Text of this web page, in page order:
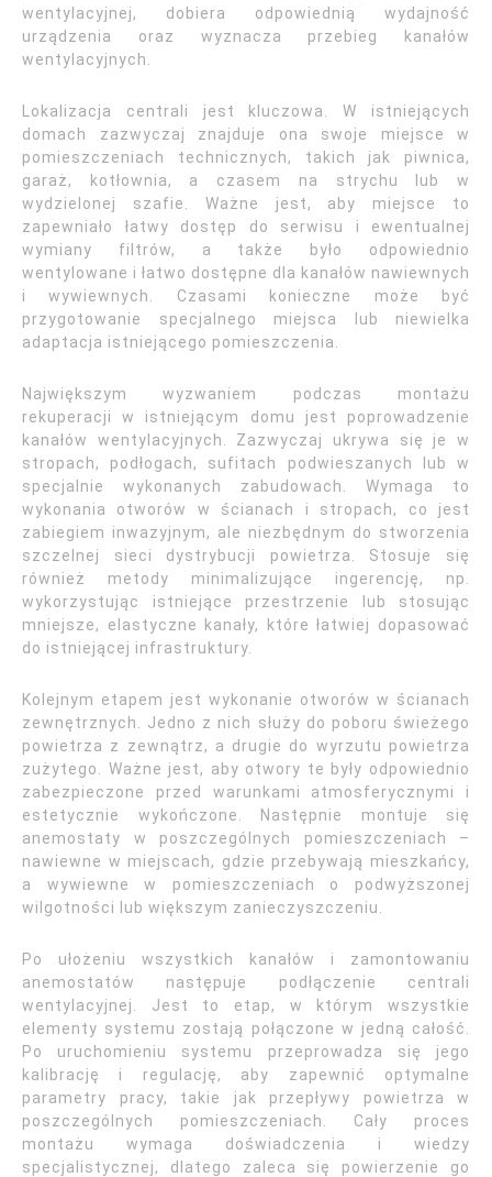
wentylacyjnej, dobiera odpowiednią wydajność
urządzenia oraz wyznacza przebieg kanałów
wentylacyjnych.
Lokalizacja centrali jest kluczowa. W istniejących
domach zazwyczaj znajduje ona swoje miejsce w
pomieszczeniach technicznych, takich jak piwnica,
garaż, kotłownia, a czasem na strychu lub w
wydzielonej szafie. Ważne jest, aby miejsce to
zapewniało łatwy dostęp do serwisu i ewentualnej
wymiany filtrów, a także było odpowiednio
wentylowane i łatwo dostępne dla kanałów nawiewnych
i wywiewnych. Czasami konieczne może być
przygotowanie specjalnego miejsca lub niewielka
adaptacja istniejącego pomieszczenia.
Największym wyzwaniem podczas montażu
rekuperacji w istniejącym domu jest poprowadzenie
kanałów wentylacyjnych. Zazwyczaj ukrywa się je w
stropach, podłogach, sufitach podwieszanych lub w
specjalnie wykonanych zabudowach. Wymaga to
wykonania otworów w ścianach i stropach, co jest
zabiegiem inwazyjnym, ale niezbędnym do stworzenia
szczelnej sieci dystrybucji powietrza. Stosuje się
również metody minimalizujące ingerencję, np.
wykorzystując istniejące przestrzenie lub stosując
mniejsze, elastyczne kanały, które łatwiej dopasować
do istniejącej infrastruktury.
Kolejnym etapem jest wykonanie otworów w ścianach
zewnętrznych. Jedno z nich służy do poboru świeżego
powietrza z zewnątrz, a drugie do wyrzutu powietrza
zużytego. Ważne jest, aby otwory te były odpowiednio
zabezpieczone przed warunkami atmosferycznymi i
estetycznie wykończone. Następnie montuje się
anemostaty w poszczególnych pomieszczeniach –
nawiewne w miejscach, gdzie przebywają mieszkańcy,
a wywiewne w pomieszczeniach o podwyższonej
wilgotności lub większym zanieczyszczeniu.
Po ułożeniu wszystkich kanałów i zamontowaniu
anemostatów następuje podłączenie centrali
wentylacyjnej. Jest to etap, w którym wszystkie
elementy systemu zostają połączone w jedną całość.
Po uruchomieniu systemu przeprowadza się jego
kalibrację i regulację, aby zapewnić optymalne
parametry pracy, takie jak przepływy powietrza w
poszczególnych pomieszczeniach. Cały proces
montażu wymaga doświadczenia i wiedzy
specjalistycznej, dlatego zaleca się powierzenie go